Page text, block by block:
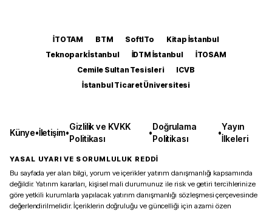
İTOTAM BTM SoftITo
Kitap İstanbul
Teknopark İstanbul
İDTM İstanbul
İTOSAM
Cemile Sultan Tesisleri
ICVB
İstanbul Ticaret Üniversitesi
Künye•İletişim•
Gizlilik ve KVKK
Politikası
•
Doğrulama
Politikası
•
Yayın
İlkeleri
YASAL UYARI VE SORUMLULUK REDDİ
Bu sayfada yer alan bilgi, yorum ve içerikler yatırım danışmanlığı kapsamında
değildir. Yatırım kararları, kişisel mali durumunuz ile risk ve getiri tercihlerinize
göre yetkili kurumlarla yapılacak yatırım danışmanlığı sözleşmesi çerçevesinde
değerlendirilmelidir. İçeriklerin doğruluğu ve güncelliği için azami özen